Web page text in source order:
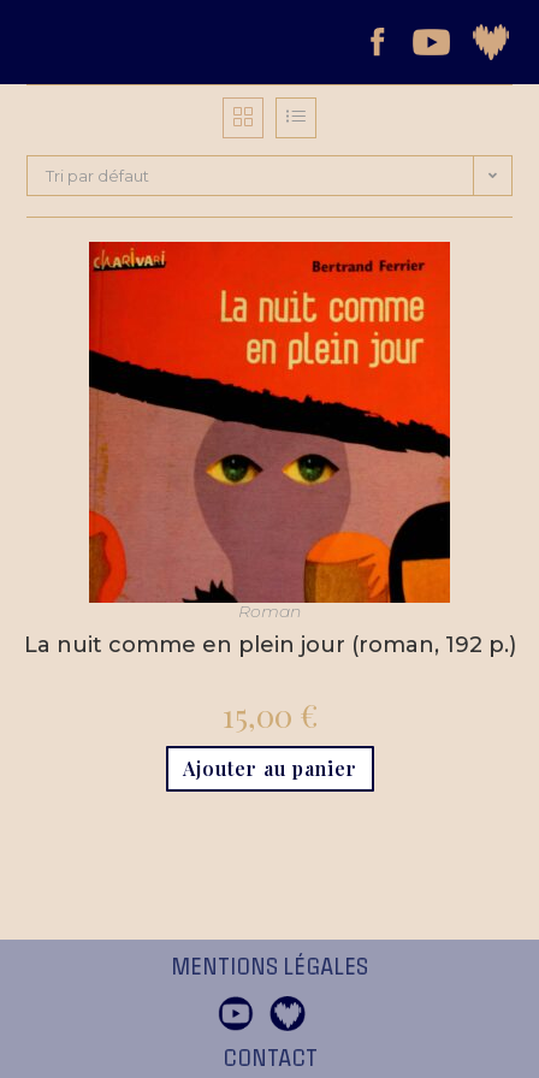
Tri par défaut
Roman
La nuit comme en plein jour (roman, 192 p.)
15,00 €
Ajouter au panier
MENTIONS LÉGALES
CONTACT